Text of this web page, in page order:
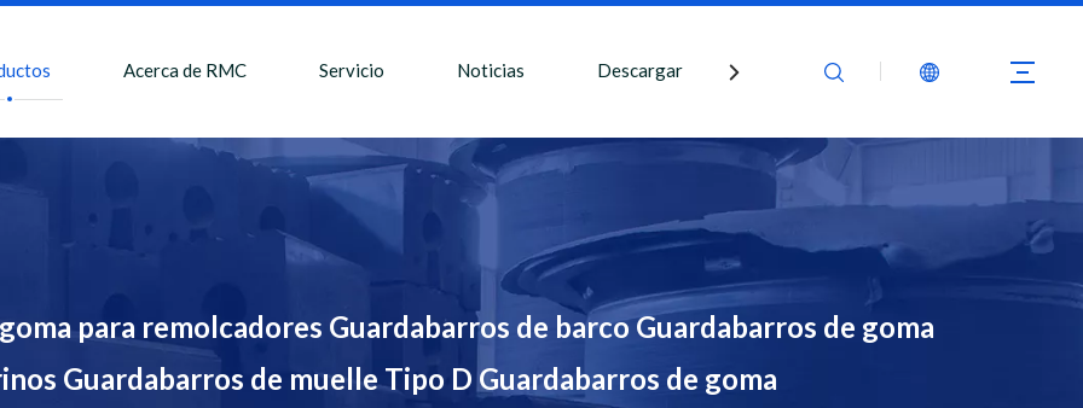
Acerca de RMC Servicio Noticias Descargar Contáctenos
para remolcadores Guardabarros de barco Guardabarros de goma
Guardabarros de muelle Tipo D Guardabarros de goma